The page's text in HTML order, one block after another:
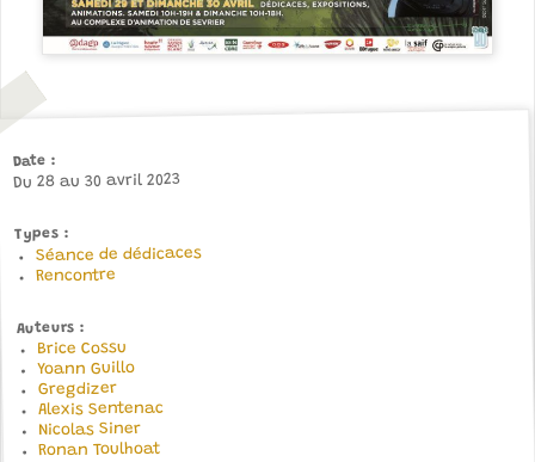
Date
Du 28 au 30 avril 2023
Types
Séance de dédicaces
Rencontre
Auteurs
Brice Cossu
Yoann Guillo
Gregdizer
Alexis Sentenac
Nicolas Siner
Ronan Toulhoat